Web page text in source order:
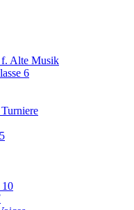
f. Alte Musik
6
10